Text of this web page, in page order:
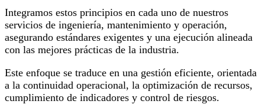
Integramos estos principios en cada uno de nuestros
servicios de ingeniería, mantenimiento y operación,
asegurando estándares exigentes y una ejecución alineada
con las mejores prácticas de la industria.
Este enfoque se traduce en una gestión eficiente, orientada
a la continuidad operacional, la optimización de recursos,
cumplimiento de indicadores y control de riesgos.